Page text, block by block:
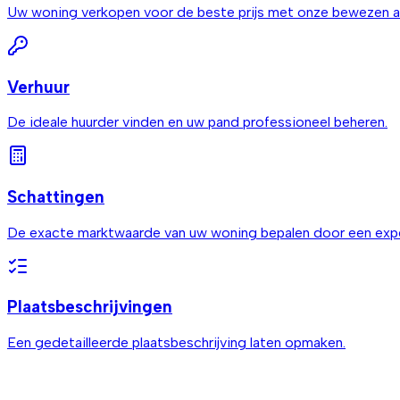
Uw woning verkopen voor de beste prijs met onze bewezen
Verhuur
De ideale huurder vinden en uw pand professioneel beheren.
Schattingen
De exacte marktwaarde van uw woning bepalen door een
Plaatsbeschrijvingen
Een gedetailleerde plaatsbeschrijving laten opmaken.